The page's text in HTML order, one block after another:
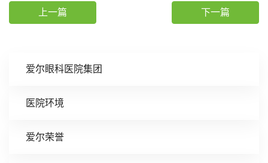
爱尔眼科医院集团
医院环境
爱尔荣誉
上一篇 下一篇